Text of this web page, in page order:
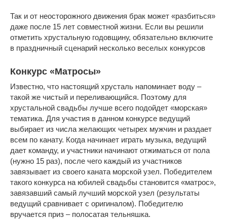
Так и от неосторожного движения брак может «разбиться»
даже после 15 лет совместной жизни. Если вы решили
отметить хрустальную годовщину, обязательно включите
в праздничный сценарий несколько веселых конкурсов
Конкурс «Матросы»
Известно, что настоящий хрусталь напоминает воду –
такой же чистый и переливающийся. Поэтому для
хрустальной свадьбы лучше всего подойдет «морская»
тематика. Для участия в данном конкурсе ведущий
выбирает из числа желающих четырех мужчин и раздает
всем по канату. Когда начинает играть музыка, ведущий
дает команду, и участники начинают отжиматься от пола
(нужно 15 раз), после чего каждый из участников
завязывает из своего каната морской узел. Победителем
такого конкурса на юбилей свадьбы становится «матрос»,
завязавший самый лучший морской узел (результаты
ведущий сравнивает с оригиналом). Победителю
вручается приз – полосатая тельняшка.